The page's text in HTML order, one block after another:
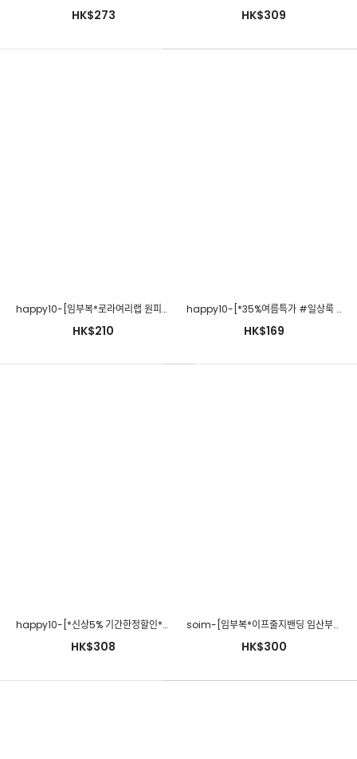
HK$449
HK$273 HK$309
happy10-[임부복*로라여리랩 원피스]♡韓國孕婦裝連身裙
HK$210
happy10-[*35%여름특가 #일상룩 #휴가룩*임부복*잔잔모크꽃 원피스]♡韓國孕婦裝連身裙
HK$169
happy10-[*신상5% 기간한정할인*임부복*임부복*레이 원피스]♡韓國孕婦裝連身裙
HK$308
soim-[임부복*이프줄지밴딩 임산부원피스(끈 set)(수유가능)]♡韓國孕婦裝連身裙
HK$300